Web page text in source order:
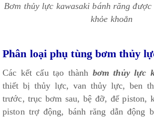
Bơm thủy lực kawasaki bánh răng được
khỏe khoắn
Phân loại phụ tùng bơm thủy
Các kết cấu tạo thành bơm thủy lực
thiết bị thủy lực, van thủy lực, ben
trước, trục bơm sau, bệ đỡ, đế piston,
piston trợ động, bánh răng dẫn động